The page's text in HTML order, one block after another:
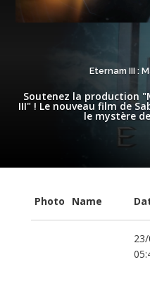
Eternam III :
Soutenez la production
III" ! Le nouveau film de
le mystère
Photo Name